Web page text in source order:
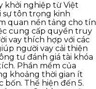
khởi nghiệp từ Việt
sự tôn trọng kinh
quan nền tảng cho tín
cung cấp quyền truy
vay thích hợp với các
người vay cải thiện
tư đánh giá tài khóa
Phần mềm của
khoảng thời gian ít
bốn. Thể hiện đến 5.